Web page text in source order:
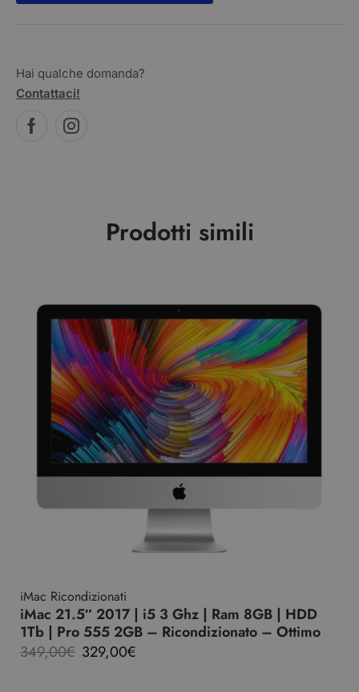
Hai qualche domanda?
Contattaci!
Prodotti simili
iMac Ricondizionati
iMac 21.5″ 2017 | i5 3 Ghz | Ram 8GB | HDD
1Tb | Pro 555 2GB – Ricondizionato – Ottimo
349,00€ 329,00€